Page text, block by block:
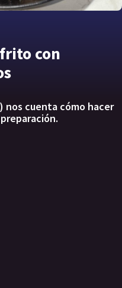
con
nos cuenta cómo hacer